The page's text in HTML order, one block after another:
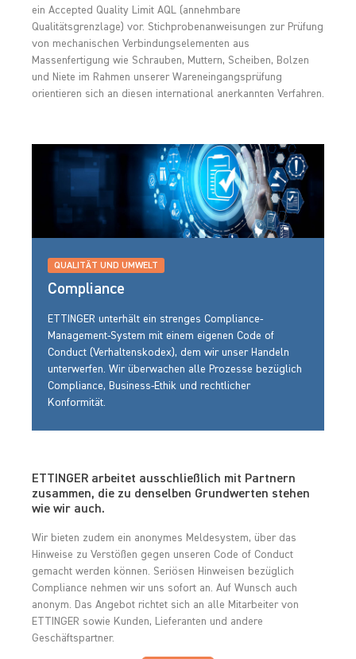
ein Accepted Quality Limit AQL (annehmbare
Qualitätsgrenzlage) vor. Stichprobenanweisungen zur Prüfung
von mechanischen Verbindungselementen aus
Massenfertigung wie Schrauben, Muttern, Scheiben, Bolzen
und Niete im Rahmen unserer Wareneingangsprüfung
orientieren sich an diesen international anerkannten Verfahren.
QUALITÄT UND UMWELT
Compliance
ETTINGER unterhält ein strenges Compliance-
Management-System mit einem eigenen Code of
Conduct (Verhaltenskodex), dem wir unser Handeln
unterwerfen. Wir überwachen alle Prozesse bezüglich
Compliance, Business-Ethik und rechtlicher
Konformität.
ETTINGER arbeitet ausschließlich mit Partnern
zusammen, die zu denselben Grundwerten stehen
wie wir auch.
Wir bieten zudem ein anonymes Meldesystem, über das
Hinweise zu Verstößen gegen unseren Code of Conduct
gemacht werden können. Seriösen Hinweisen bezüglich
Compliance nehmen wir uns sofort an. Auf Wunsch auch
anonym. Das Angebot richtet sich an alle Mitarbeiter von
ETTINGER sowie Kunden, Lieferanten und andere
Geschäftspartner.